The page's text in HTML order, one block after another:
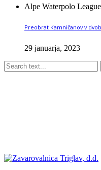
Alpe Waterpolo League
Preobrat Kamničanov v
29 januarja, 2023